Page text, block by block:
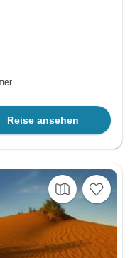
Reise ansehen